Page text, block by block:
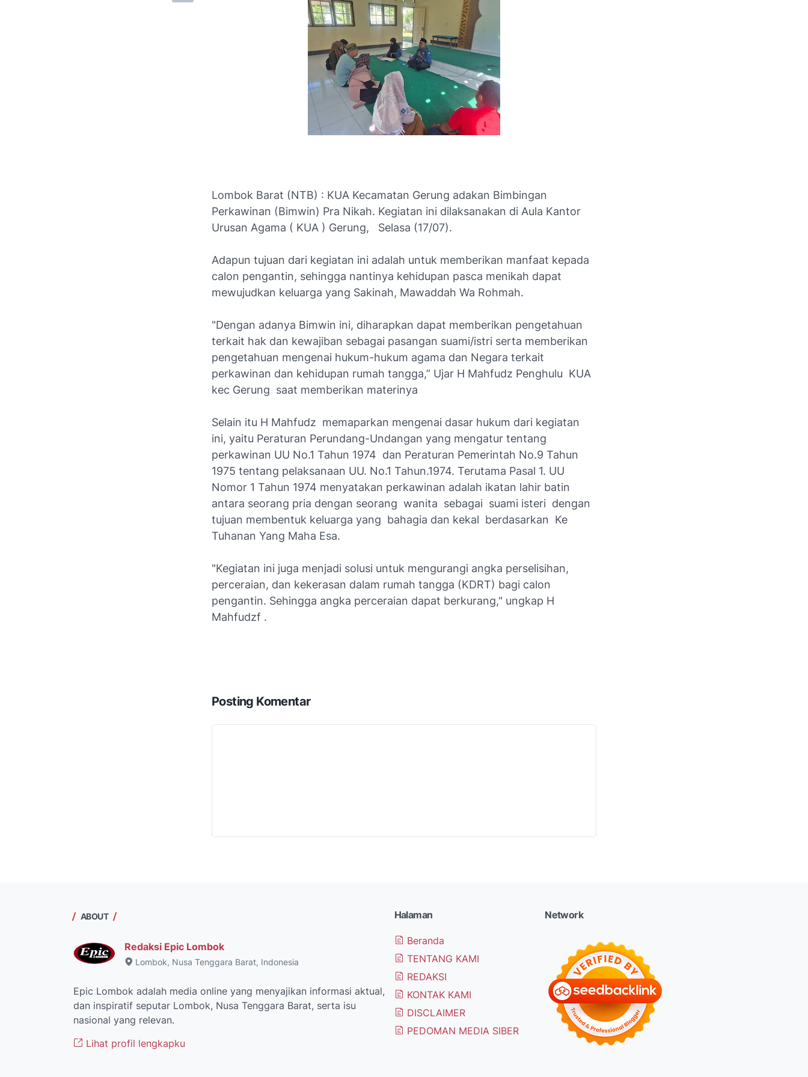
Lombok Barat (NTB) : KUA Kecamatan Gerung adakan Bimbingan
Perkawinan (Bimwin) Pra Nikah. Kegiatan ini dilaksanakan di Aula Kantor
Urusan Agama ( KUA ) Gerung, Selasa (17/07).
Adapun tujuan dari kegiatan ini adalah untuk memberikan manfaat kepada
calon pengantin, sehingga nantinya kehidupan pasca menikah dapat
mewujudkan keluarga yang Sakinah, Mawaddah Wa Rohmah.
"Dengan adanya Bimwin ini, diharapkan dapat memberikan pengetahuan
terkait hak dan kewajiban sebagai pasangan suami/istri serta memberikan
pengetahuan mengenai hukum-hukum agama dan Negara terkait
perkawinan dan kehidupan rumah tangga,” Ujar H Mahfudz Penghulu KUA
kec Gerung saat memberikan materinya
Selain itu H Mahfudz memaparkan mengenai dasar hukum dari kegiatan
ini, yaitu Peraturan Perundang-Undangan yang mengatur tentang
perkawinan UU No.1 Tahun 1974 dan Peraturan Pemerintah No.9 Tahun
1975 tentang pelaksanaan UU. No.1 Tahun.1974. Terutama Pasal 1. UU
Nomor 1 Tahun 1974 menyatakan perkawinan adalah ikatan lahir batin
antara seorang pria dengan seorang wanita sebagai suami isteri dengan
tujuan membentuk keluarga yang bahagia dan kekal berdasarkan Ke
Tuhanan Yang Maha Esa.
"Kegiatan ini juga menjadi solusi untuk mengurangi angka perselisihan,
perceraian, dan kekerasan dalam rumah tangga (KDRT) bagi calon
pengantin. Sehingga angka perceraian dapat berkurang," ungkap H
Mahfudzf .
Posting Komentar
ABOUT
Redaksi Epic Lombok
Lombok, Nusa Tenggara Barat, Indonesia
Epic Lombok adalah media online yang menyajikan informasi aktual,
dan inspiratif seputar Lombok, Nusa Tenggara Barat, serta isu
nasional yang relevan.
Lihat profil lengkapku
Halaman
Beranda
TENTANG KAMI
REDAKSI
KONTAK KAMI
DISCLAIMER
PEDOMAN MEDIA SIBER
Network